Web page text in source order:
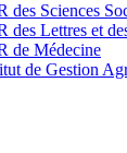
des Sciences
des Lettres et
de Médecine
de Gestion